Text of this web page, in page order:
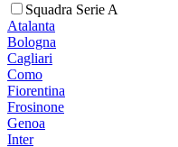
Squadra Serie A
Atalanta
Bologna
Cagliari
Como
Fiorentina
Frosinone
Genoa
Inter